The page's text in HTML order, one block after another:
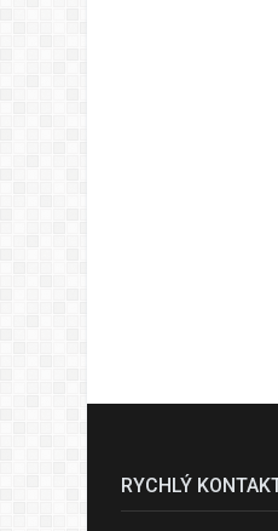
RYCHLÝ